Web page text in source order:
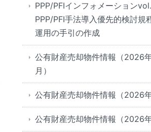
PPP/PFIインフォメーション
PPP/PFI手法導入優先的検討規
運用の手引の作成
公有財産売却物件情報（2026
月）
公有財産売却物件情報（2026年
公有財産売却物件情報（2026年